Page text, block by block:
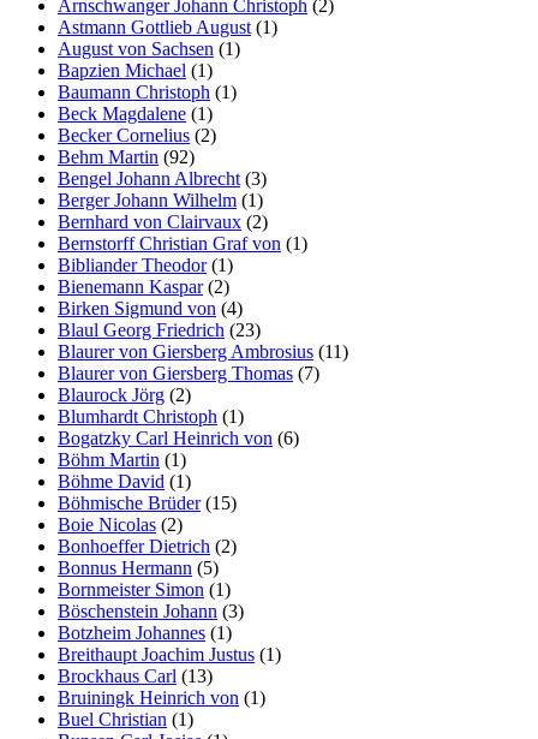
Arnschwanger Johann Christoph (2)
Astmann Gottlieb August (1)
August von Sachsen (1)
Bapzien Michael (1)
Baumann Christoph (1)
Beck Magdalene (1)
Becker Cornelius (2)
Behm Martin (92)
Bengel Johann Albrecht (3)
Berger Johann Wilhelm (1)
Bernhard von Clairvaux (2)
Bernstorff Christian Graf von (1)
Bibliander Theodor(1)
Bienemann Kaspar(2)
Birken Sigmund von (4)
Blaul Georg Friedrich (23)
Blaurer von Giersberg Ambrosius (11)
Blaurer von Giersberg Thomas (7)
Blaurock Jörg (2)
Blumhardt Christoph (1)
Bogatzky Carl Heinrich von (6)
Böhm Martin (1)
Böhme David (1)
Böhmische Brüder(15)
Boie Nicolas (2)
Bonhoeffer Dietrich (2)
Bonnus Hermann (5)
Bornmeister Simon (1)
Böschenstein Johann (3)
Botzheim Johannes (1)
Breithaupt Joachim Justus (1)
Brockhaus Carl (13)
Bruiningk Heinrich von (1)
Buel Christian (1)